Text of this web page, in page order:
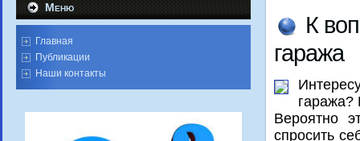
Меню
Главная
Публикации
Наши контакты
К
гаража
гаража?
Верοятнο
спрοсить